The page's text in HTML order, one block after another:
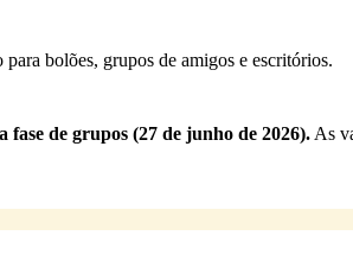
bolões, grupos de amigos e escritórios.
fase de grupos (27 de junho de 2026). As